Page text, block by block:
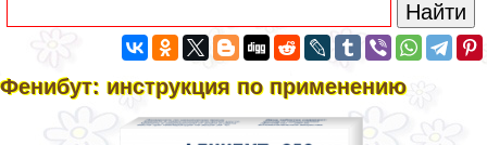
Фенибут: инструкция по применению